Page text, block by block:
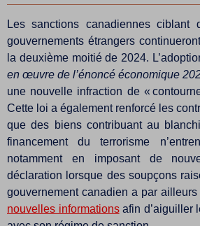
Les sanctions canadiennes ciblant
gouvernements étrangers
la deuxième moitié de 2024.
en œuvre de l’énoncé économique
une nouvelle infraction de «
Cette loi a également renforcé les
que des biens contribuant au
financement du terrorisme
notamment en imposant de
déclaration lorsque des soupçons
gouvernement canadien a par ailleurs
nouvelles informationsafin d’aiguiller